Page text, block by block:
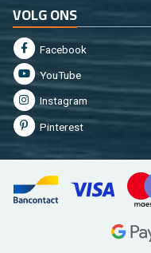
VOLG ONS
Fa­cebook
You­Tu­be
In­st­agram
Pin­te­rest